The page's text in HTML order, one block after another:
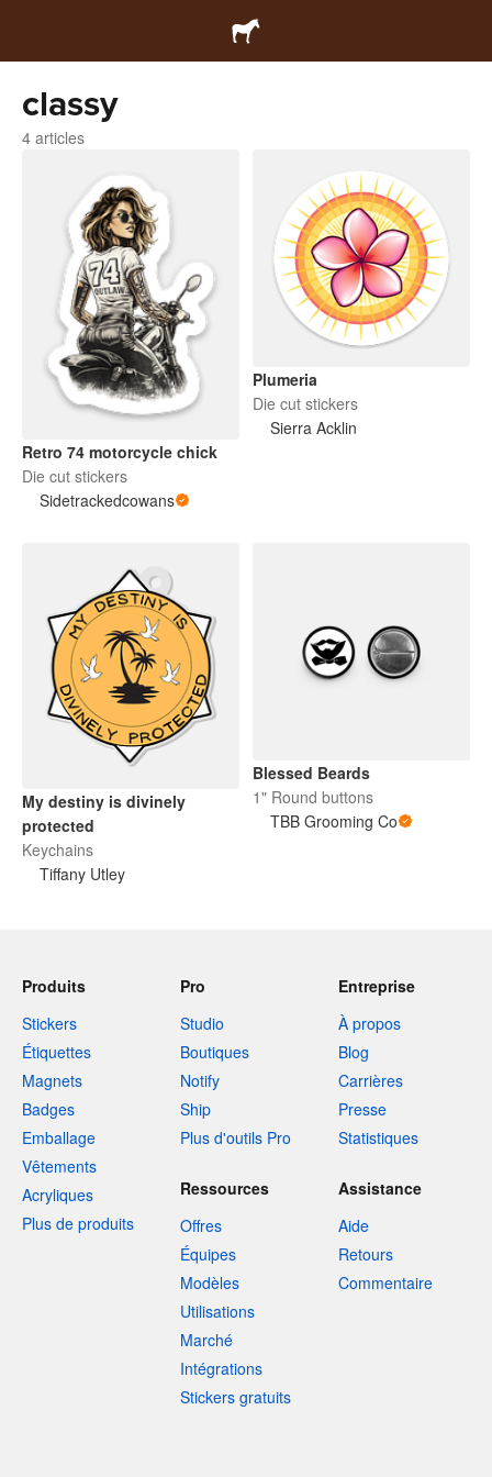
classy
4 articles
Retro 74 motorcycle chick
Die cut stickers
Sidetrackedcowans
Plumeria
Die cut stickers
Sierra Acklin
My destiny is divinely
protected
Keychains
Tiffany Utley
Blessed Beards
1" Round buttons
TBB Grooming Co
Produits
Stickers
Étiquettes
Magnets
Badges
Emballage
Vêtements
Acryliques
Plus de produits
Pro
Studio
Boutiques
Notify
Ship
Plus d'outils Pro
Entreprise
À propos
Blog
Carrières
Presse
Statistiques
Ressources
Offres
Équipes
Modèles
Utilisations
Marché
Intégrations
Stickers gratuits
Assistance
Aide
Retours
Commentaire